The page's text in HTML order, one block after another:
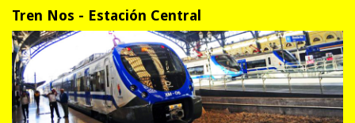
Tren Nos - Estación Central